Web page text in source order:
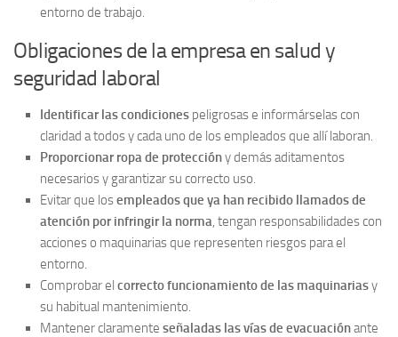
entorno de trabajo.
Obligaciones de la empresa en salud y
seguridad laboral
Identificar las condiciones peligrosas e informárselas con
claridad a todos y cada uno de los empleados que allí laboran.
Proporcionar ropa de proteccióny demás aditamentos
necesarios y garantizar su correcto uso.
Evitar que losempleados que ya han recibido llamados de
atención por infringir la norma, tengan responsabilidades con
acciones o maquinarias que representen riesgos para el
entorno.
Comprobar el correcto funcionamiento de las maquinariasy
su habitual mantenimiento.
Mantener claramente señaladas las vías de evacuaciónante